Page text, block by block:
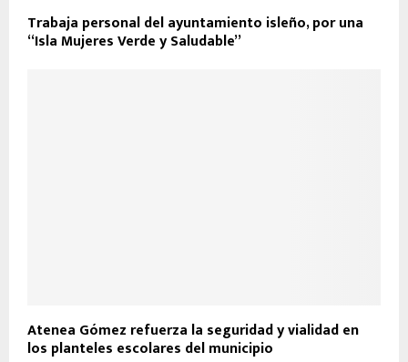
Trabaja personal del ayuntamiento isleño, por una
“Isla Mujeres Verde y Saludable”
Atenea Gómez refuerza la seguridad y vialidad en
los planteles escolares del municipio